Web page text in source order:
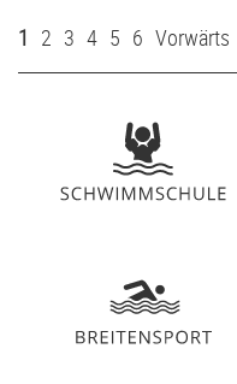
1 2 3 4 5 6 Vorwärts